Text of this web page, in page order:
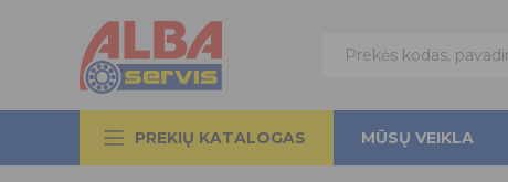
PREKIŲ KATALOGAS MŪSŲ VEIKLA